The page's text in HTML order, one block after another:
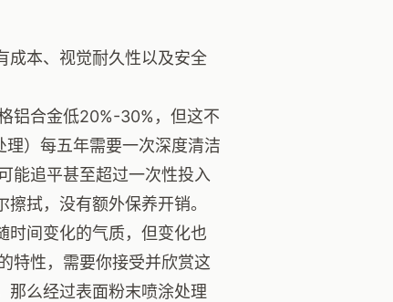
成本、视觉耐久性以及安全
铝合金低20%-30%，但这不
）每五年需要一次深度清洁
能追平甚至超过一次性投入
拭，没有额外保养开销。
时间变化的气质，但变化也
特性，需要你接受并欣赏这
那么经过表面粉末喷涂处理